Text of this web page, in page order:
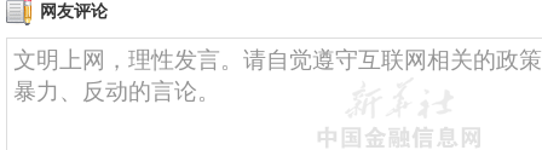
网友评论